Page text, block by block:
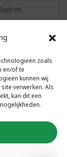
zoals
en/of te
kunnen wij
verwerken. Als
kan dit een